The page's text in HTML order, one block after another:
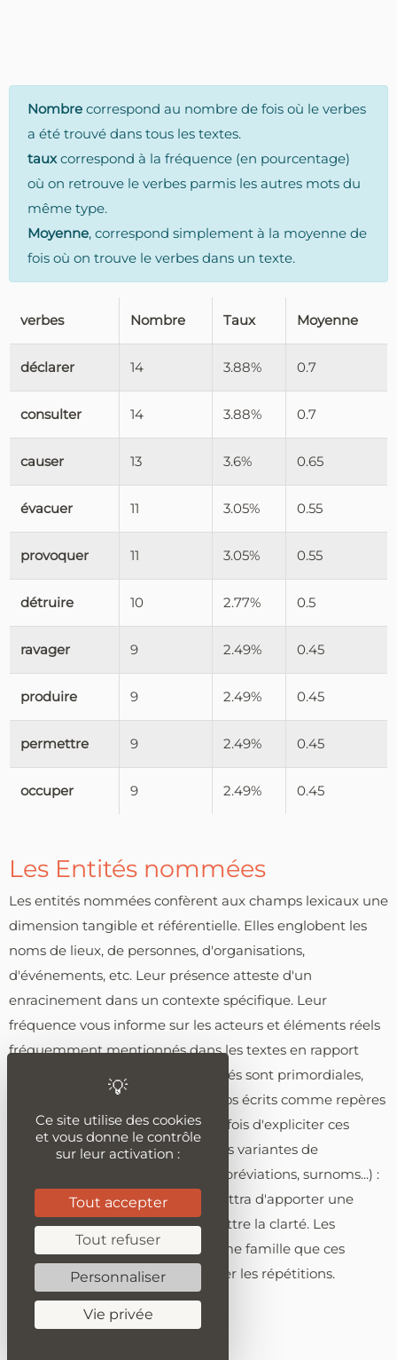
Nombre correspond au nombre de fois où le verbes
a été trouvé dans tous les textes.
tauxcorrespond à la fréquence (en pourcentage)
où on retrouve le verbes parmis les autres mots du
même type.
Moyenne, correspond simplement à la moyenne de
fois où on trouve le verbes dans un texte.
verbes Nombre Taux Moyenne
déclarer 14 3.88% 0.7
consulter 14 3.88% 0.7
causer 13 3.6% 0.65
évacuer 11 3.05% 0.55
provoquer 11 3.05% 0.55
détruire 10 2.77% 0.5
ravager 9 2.49% 0.45
produire 9 2.49% 0.45
permettre 9 2.49% 0.45
occuper 9 2.49% 0.45
Les Entités nommées
Les entités nommées confèrent aux champs lexicaux une
dimension tangible et référentielle. Elles englobent les
noms de lieux, de personnes, d'organisations,
d'événements, etc. Leur présence atteste d'un
enracinement dans un contexte spécifique. Leur
fréquence vous informe sur les acteurs et éléments réels
fréquemment mentionnés dans les textes en rapport
avec votre sujet. Si certaines entités sont primordiales,
vous pouvez les employer dans vos écrits comme repères
pour le lecteur. Prenez soin toutefois d'expliciter ces
références si nécessaire. Enfin, des variantes de
dénomination peuvent exister (abréviations, surnoms...) :
les utiliser judicieusement permettra d'apporter une
diversité lexicale sans compromettre la clarté. Les
synonymes et les mots de la même famille que ces
entités sont aussi utiles pour éviter les répétitions.
Ce site utilise des cookies
et vous donne le contrôle
sur leur activation :
Tout accepter
Tout refuser
Personnaliser
Vie privée